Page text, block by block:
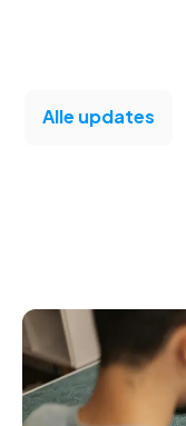
Alle updates